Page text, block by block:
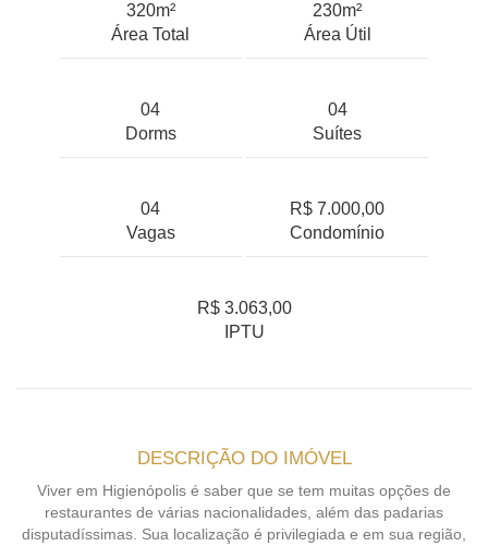
320m²
Área Total
230m²
Área Útil
04
Dorms
04
Suítes
04
Vagas
R$ 7.000,00
Condomínio
R$ 3.063,00
IPTU
DESCRIÇÃO DO IMÓVEL
Viver em Higienópolis é saber que se tem muitas opções de
restaurantes de várias nacionalidades, além das padarias
disputadíssimas. Sua localização é privilegiada e em sua região,